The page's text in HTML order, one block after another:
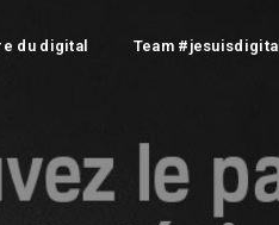
du digital Team #jesuisdigital